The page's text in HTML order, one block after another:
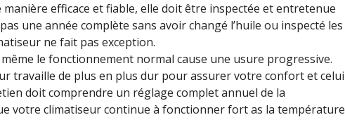
efficace et fiable, elle doit être inspectée et entretenue
une année complète sans avoir changé l’huile ou inspecté les
ne fait pas exception.
le fonctionnement normal cause une usure progressive.
travaille de plus en plus dur pour assurer votre confort et celui
doit comprendre un réglage complet annuel de la
votre climatiseur continue à fonctionner fort as la température